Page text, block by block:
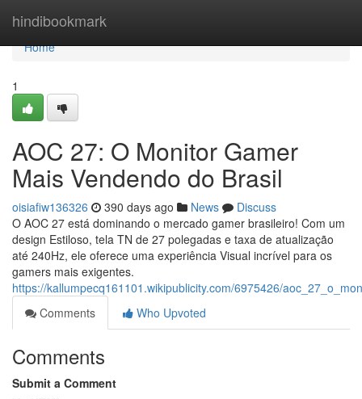
hindibookmark
Home
Home
1
AOC 27: O Monitor Gamer
Mais Vendendo do Brasil
oisiafiw136326 390 days ago News
Discuss
O AOC 27 está dominando o mercado gamer brasileiro! Com um
design Estiloso, tela TN de 27 polegadas e taxa de atualização
até 240Hz, ele oferece uma experiência Visual incrível para os
gamers mais exigentes.
https://kallumpecq161101.wikipublicity.com/6975426/
Comments
Who Upvoted
Comments
Submit a Comment